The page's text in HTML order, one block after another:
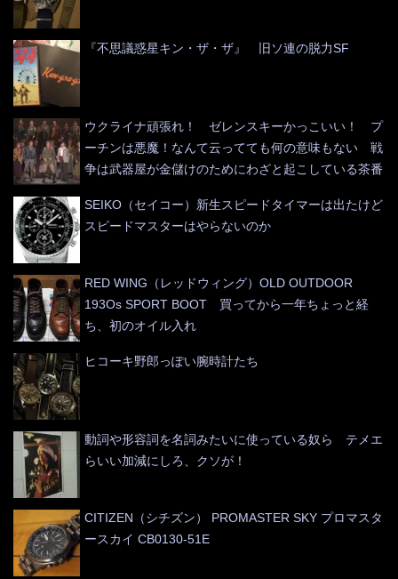
『不思議惑星キン・ザ・ザ』 旧ソ連の脱力SF
ウクライナ頑張れ！ ゼレンスキーかっこいい！ プ
ーチンは悪魔！なんて云ってても何の意味もない 戦
争は武器屋が金儲けのためにわざと起こしている茶番
SEIKO（セイコー）新生スピードタイマーは出たけど
スピードマスターはやらないのか
RED WING（レッドウィング）OLD OUTDOOR
193Os SPORT BOOT 買ってから一年ちょっと経
ち、初のオイル入れ
ヒコーキ野郎っぽい腕時計たち
動詞や形容詞を名詞みたいに使っている奴ら テメエ
らいい加減にしろ、クソが！
CITIZEN（シチズン） PROMASTER SKY プロマスタ
ースカイ CB0130-51E